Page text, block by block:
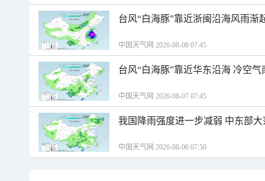
台风“白海豚”靠近浙闽沿海风雨渐
中国天气网 2026-08-08 07:45
台风“白海豚”靠近华东沿海 冷空
中国天气网 2026-08-07 07:45
我国降雨强度进一步减弱 中东部
中国天气网 2026-08-06 07:50